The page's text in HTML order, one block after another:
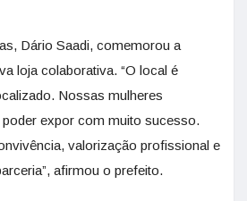
Dário Saadi, comemorou a
loja colaborativa. “O local é
Nossas mulheres
expor com muito sucesso.
valorização profissional e
afirmou o prefeito.